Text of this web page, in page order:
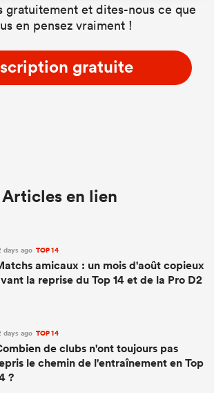
gratuitement et dites-nous ce que
en pensez vraiment !
gratuite
Articles en lien
days ago TOP 14
amicaux : un mois d'août copieux
la reprise du Top 14 et de la Pro D2
days ago TOP 14
de clubs n'ont toujours pas
le chemin de l'entraînement en Top
?